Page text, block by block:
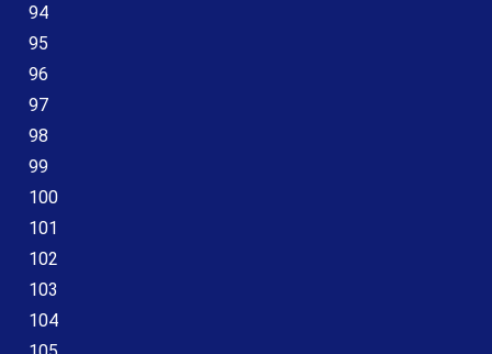
94
95
96
97
98
99
100
101
102
103
104